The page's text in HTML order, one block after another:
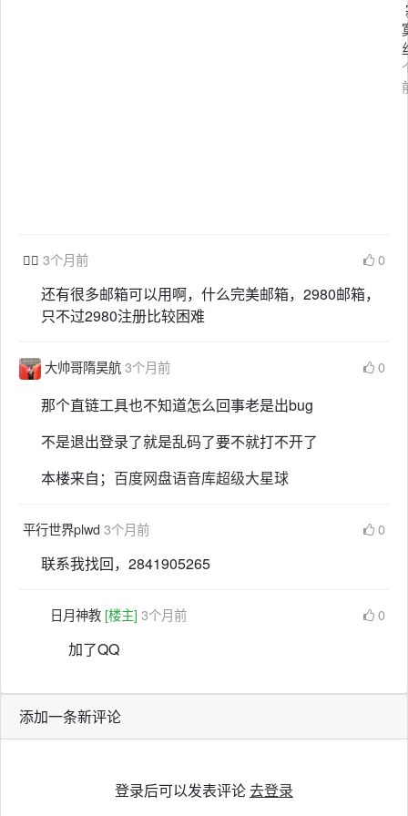
 3个月前 0
还有很多邮箱可以用啊，什么完美邮箱，2980邮箱，
只不过2980注册比较困难
大帅哥隋昊航3个月前 0
那个直链工具也不知道怎么回事老是出bug
不是退出登录了就是乱码了要不就打不开了
本楼来自； 百度网盘语音库超级大星球
平行世界plwd 3个月前 0
联系我找回，2841905265
日月神教 [楼主] 3个月前 0
加了QQ
添加一条新评论
登录后可以发表评论去登录